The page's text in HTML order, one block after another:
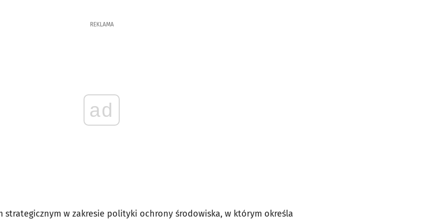
REKLAMA
ad
strategicznym w zakresie polityki ochrony środowiska, w którym określa